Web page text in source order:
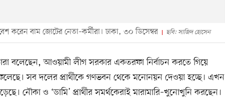
করেন বাম জোটের নেতা–কর্মীরা। ঢাকা, ৩০ ডিসেম্বর ছবি: সাজিদ হোসেন
বলেছেন, আওয়ামী লীগ সরকার একতরফা নির্বাচন করতে গিয়ে
সব দলের প্রার্থীকে গণভবন থেকে মনোনয়ন দেওয়া হচ্ছে। এখন
নৌকা ও ‘ডামি’ প্রার্থীর সমর্থকেরাই মারামারি–খুনোখুনি করছেন।